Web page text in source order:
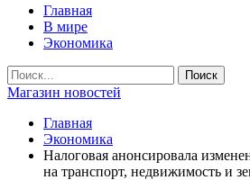
Главная
В мире
Экономика
Магазин новостей
Главная
Экономика
Налоговая анонсировала
на транспорт, недвижимость и